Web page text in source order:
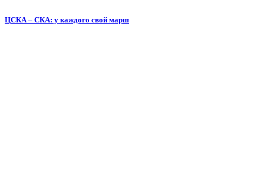
ЦСКА – СКА: у каждого свой марш